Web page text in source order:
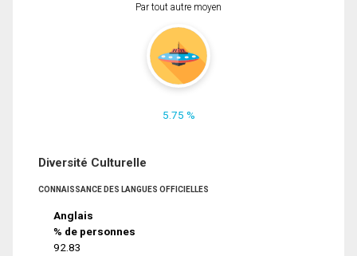
Par tout autre moyen
5.75 %
Diversité Culturelle
CONNAISSANCE DES LANGUES OFFICIELLES
Anglais
% de personnes
92.83